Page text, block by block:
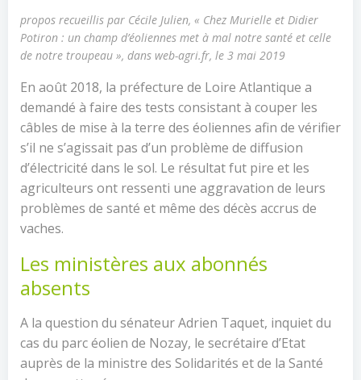
propos recueillis par Cécile Julien, « Chez Murielle et Didier
Potiron : un champ d’éoliennes met à mal notre santé et celle
de notre troupeau », dans web-agri.fr, le 3 mai 2019
En août 2018, la préfecture de Loire Atlantique a
demandé à faire des tests consistant à couper les
câbles de mise à la terre des éoliennes afin de vérifier
s’il ne s’agissait pas d’un problème de diffusion
d’électricité dans le sol. Le résultat fut pire et les
agriculteurs ont ressenti une aggravation de leurs
problèmes de santé et même des décès accrus de
vaches.
Les ministères aux abonnés
absents
A la question du sénateur Adrien Taquet, inquiet du
cas du parc éolien de Nozay, le secrétaire d’Etat
auprès de la ministre des Solidarités et de la Santé